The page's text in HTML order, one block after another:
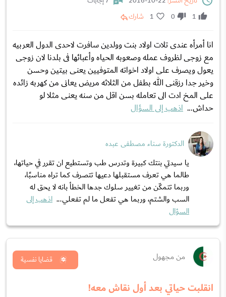
1
0
1 شارك
انا أمرأه عندى تلات اولاد بنت وولدين سافرت لاحدى الدول العربيه
مع زوجى لظروف عمله وصعوبه الحياه وأعبائها فى بلدنا لان زوجى
يعول ويصرف على اولاد اخواته المتوفيين يعنى بيتين وحسن
وخير جدا رزقنى الله بطفل من الثلاثه مريض يعانى من كهربه زائده
على المخ ادت الى تعامله بسن اقل من سنه يعنى مثلا لو
حداش... اذهب إلى السؤال
الدكتورة سناء مصطفى عبده
يا سيدتي بنتك كبيرة وتدرس طب وتستطيع ان تقرر في حياتها،
طالما هي تعرف مستقبلها دعيها تتصرف كما تراه مناسبًا،
وربما تتمكّن من تغيير سلوك جدها الخطأ بانه لا يحق له
السب والشتم، وربما هي تفعل ما لم تفعلي... اذهب إلى
السؤال
من مجهول
انقلبت حياتي بعد أول نقاش معه!
قضايا نفسية